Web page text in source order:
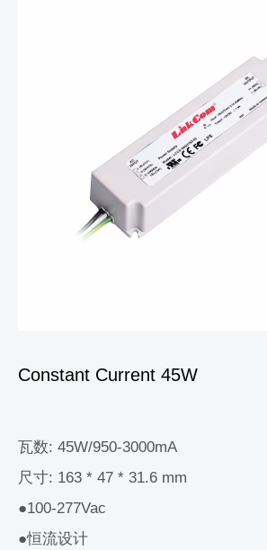
Constant Current 45W
瓦数: 45W/950-3000mA
尺寸: 163 * 47 * 31.6 mm
●100-277Vac
●恒流设计